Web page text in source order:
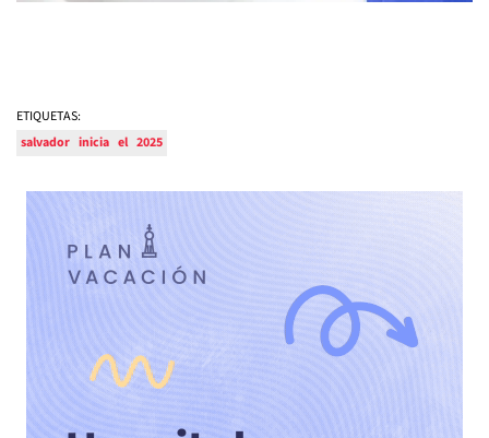
ETIQUETAS:
salvador inicia el 2025